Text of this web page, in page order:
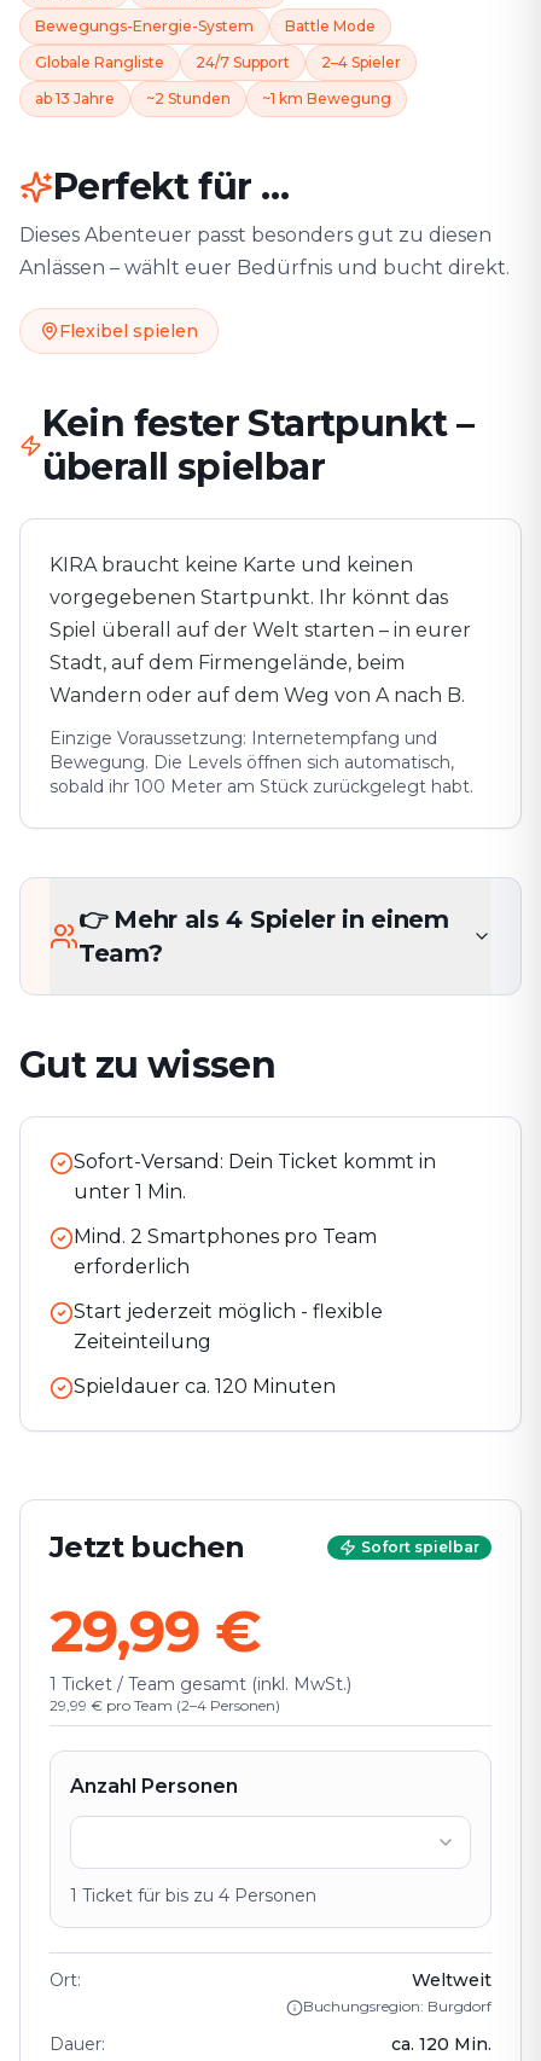
Bewegungs-Energie-System
Battle Mode
Globale Rangliste
24/7 Support
2–4 Spieler
ab 13 Jahre
~2 Stunden ~1 km Bewegung
Perfekt für …
Dieses Abenteuer passt besonders gut zu diesen
Anlässen – wählt euer Bedürfnis und bucht direkt.
Flexibel spielen
Kein fester Startpunkt –
überall spielbar
KIRA braucht keine Karte und keinen
vorgegebenen Startpunkt. Ihr könnt das
Spiel überall auf der Welt starten – in eurer
Stadt, auf dem Firmengelände, beim
Wandern oder auf dem Weg von A nach B.
Einzige Voraussetzung: Internetempfang und
Bewegung. Die Levels öffnen sich automatisch,
sobald ihr 100 Meter am Stück zurückgelegt habt.
👉 Mehr als 4 Spieler in einem
Team?
Gut zu wissen
Sofort-Versand: Dein Ticket kommt in
unter 1 Min.
Mind. 2 Smartphones pro Team
erforderlich
Start jederzeit möglich - flexible
Zeiteinteilung
Spieldauer ca. 120 Minuten
Jetzt buchen Sofort spielbar
29,99 €
1 Ticket / Team gesamt (inkl. MwSt.)
29,99 € pro Team (2–4 Personen)
Anzahl Personen
1 Ticket für bis zu 4 Personen
Ort: Weltweit
Buchungsregion: Burgdorf
Dauer: ca. 120 Min.